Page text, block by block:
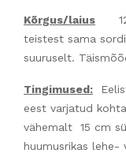
Kõrgus/laius
teistest sama
suuruselt.
Tingimused:
eest varjatud
vähemalt 15 cm
huumusrikas lehe-